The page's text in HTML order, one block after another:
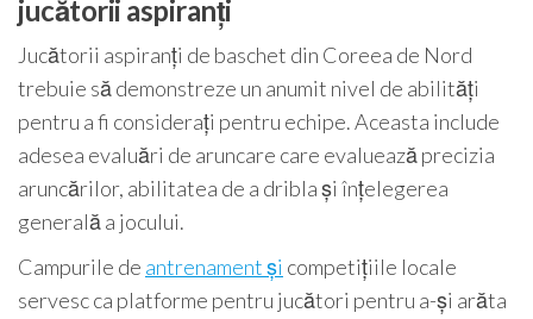
jucătorii aspiranți
Jucătorii aspiranți de baschet din Coreea de Nord
trebuie să demonstreze un anumit nivel de abilități
pentru a fi considerați pentru echipe. Aceasta include
adesea evaluări de aruncare care evaluează precizia
aruncărilor, abilitatea de a dribla și înțelegerea
generală a jocului.
Campurile de antrenament și competițiile locale
servesc ca platforme pentru jucători pentru a-și arăta